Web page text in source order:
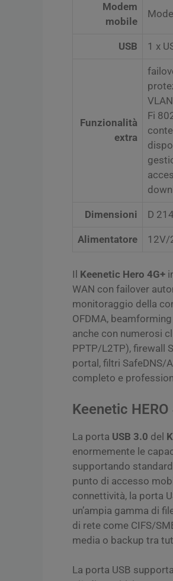
Modem
mobile
USB 1 x
Funzionalità
extra
Fi
Dimensioni D
Alimentatore 12V/
Il Keenetic Hero 4G+
WAN con failover
monitoraggio della
OFDMA,
anche con numerosi
PPTP/L2TP), firewall
portal, filtri SafeDNS/
completo e
Keenetic
La porta USB 3.0 del
enormemente le
supportando
punto di accesso
connettività, la porta
un’ampia gamma di
di rete come CIFS/
media o backup tra
La porta USB